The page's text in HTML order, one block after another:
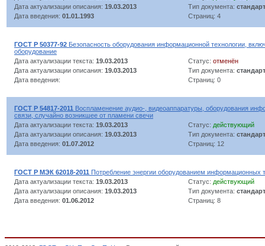
Дата актуализации описания: 19.03.2013 Тип документа: стандарт
Дата введения: 01.01.1993 Страниц: 4
ГОСТ Р 50377-92 Безопасность оборудования информационной технологии,
оборудование
Дата актуализации текста: 19.03.2013 Статус: отменён
Дата актуализации описания: 19.03.2013 Тип документа: стандарт
Дата введения:
Страниц: 0
ГОСТ Р 54817-2011 Воспламенение аудио-, видеоаппаратуры, оборудования
связи, случайно возникшее от пламени свечи
Дата актуализации текста: 19.03.2013 Статус: действующий
Дата актуализации описания: 19.03.2013 Тип документа: стандарт
Дата введения: 01.07.2012 Страниц: 12
ГОСТ Р МЭК 62018-2011 Потребление энергии оборудованием информационных
Дата актуализации текста: 19.03.2013 Статус: действующий
Дата актуализации описания: 19.03.2013 Тип документа: стандарт
Дата введения: 01.06.2012 Страниц: 8